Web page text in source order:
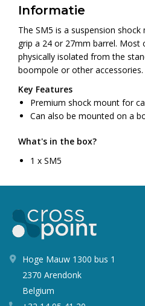
Informatie
The SM5 is a suspension
grip a 24 or 27mm barrel. Most
physically isolated from the
boompole or other accessories.
Key Features
Premium shock mount for
Can also be mounted on a
What's in the box?
1 x SM5
Hoge Mauw 1300 bus 1
2370 Arendonk
Belgium